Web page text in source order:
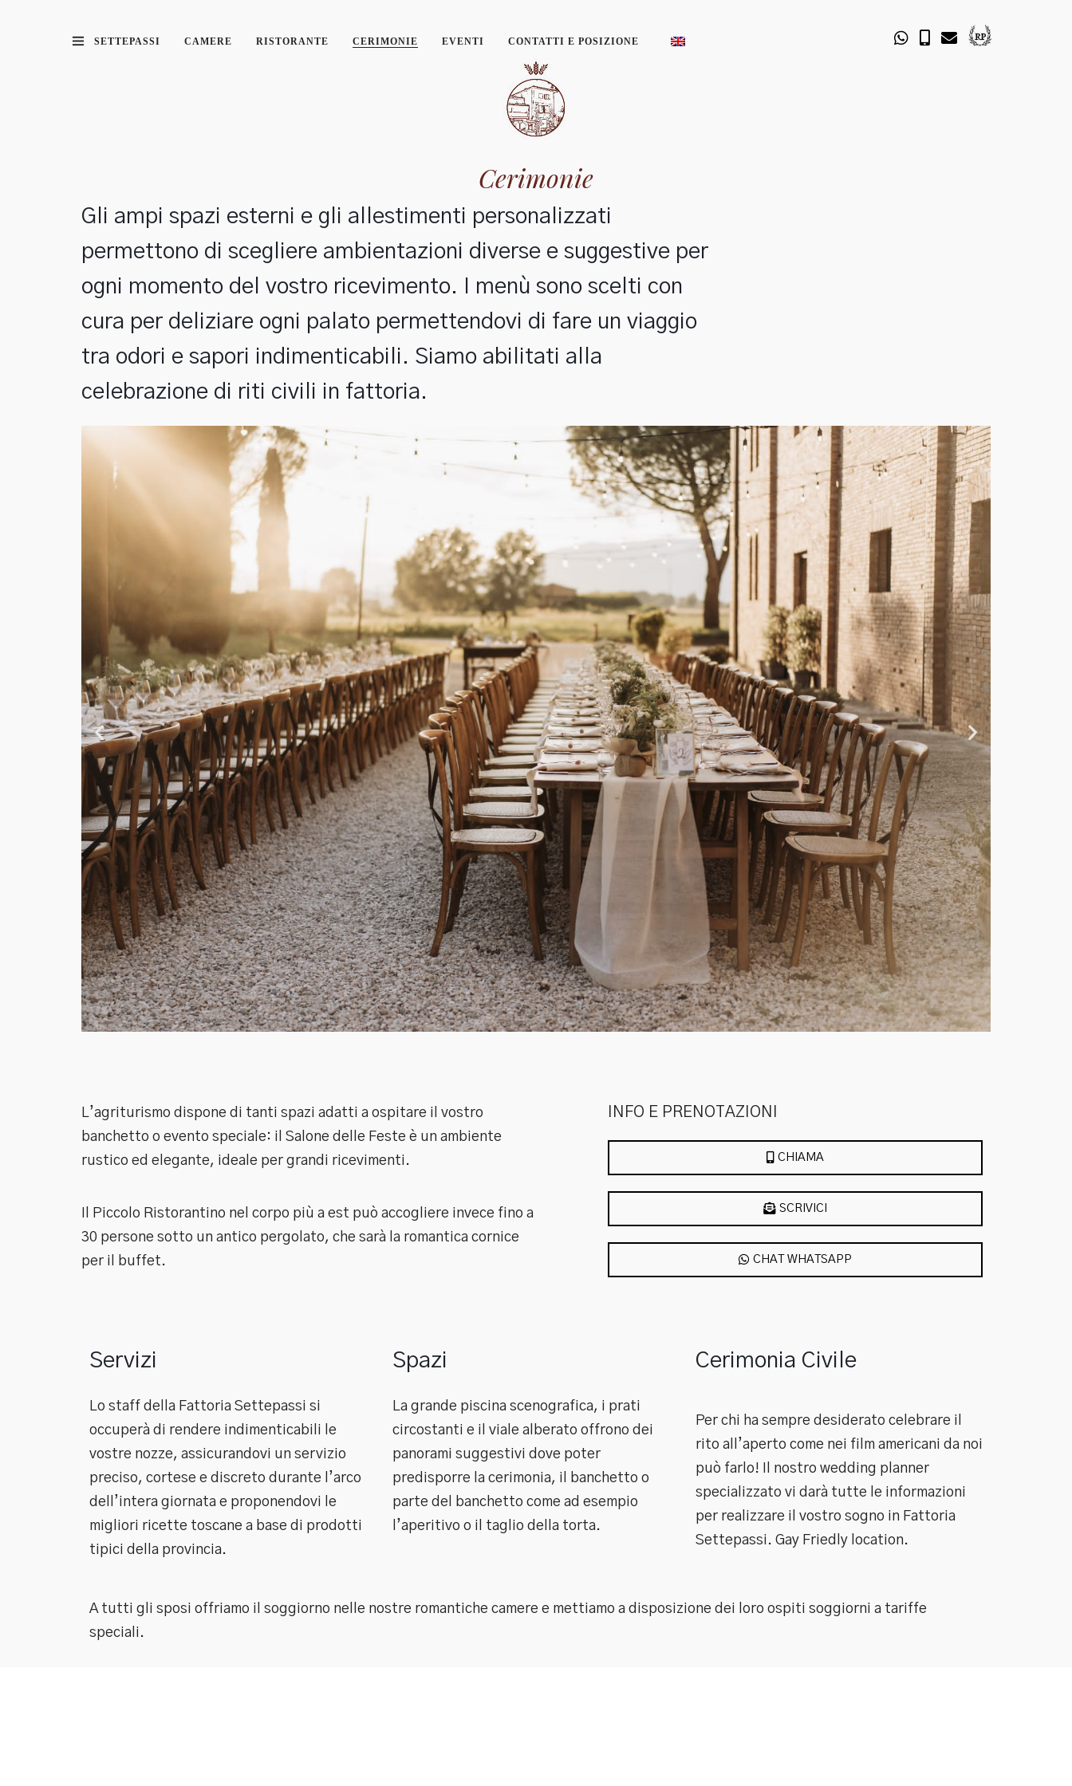
SETTEPASSI CAMERE RISTORANTE CERIMONIE EVENTI CONTATTI E POSIZIONE
Cerimonie
Gli ampi spazi esterni e gli allestimenti personalizzati
permettono di scegliere ambientazioni diverse e suggestive per
ogni momento del vostro ricevimento. I menù sono scelti con
cura per deliziare ogni palato permettendovi di fare un viaggio
tra odori e sapori indimenticabili. Siamo abilitati alla
celebrazione di riti civili in fattoria.
L’agriturismo dispone di tanti spazi adatti a ospitare il vostro
banchetto o evento speciale: il Salone delle Feste è un ambiente
rustico ed elegante, ideale per grandi ricevimenti.
Il Piccolo Ristorantino nel corpo più a est può accogliere invece fino a
30 persone sotto un antico pergolato, che sarà la romantica cornice
per il buffet.
INFO E PRENOTAZIONI
CHIAMA
SCRIVICI
CHAT WHATSAPP
Servizi
Lo staff della Fattoria Settepassi si
occuperà di rendere indimenticabili le
vostre nozze, assicurandovi un servizio
preciso, cortese e discreto durante l’arco
dell’intera giornata e proponendovi le
migliori ricette toscane a base di prodotti
tipici della provincia.
Spazi
La grande piscina scenografica, i prati
circostanti e il viale alberato offrono dei
panorami suggestivi dove poter
predisporre la cerimonia, il banchetto o
parte del banchetto come ad esempio
l’aperitivo o il taglio della torta.
Cerimonia Civile
Per chi ha sempre desiderato celebrare il
rito all’aperto come nei film americani da noi
può farlo! Il nostro wedding planner
specializzato vi darà tutte le informazioni
per realizzare il vostro sogno in Fattoria
Settepassi. Gay Friedly location.
A tutti gli sposi offriamo il soggiorno nelle nostre romantiche camere e mettiamo a disposizione dei loro ospiti soggiorni a tariffe
speciali.